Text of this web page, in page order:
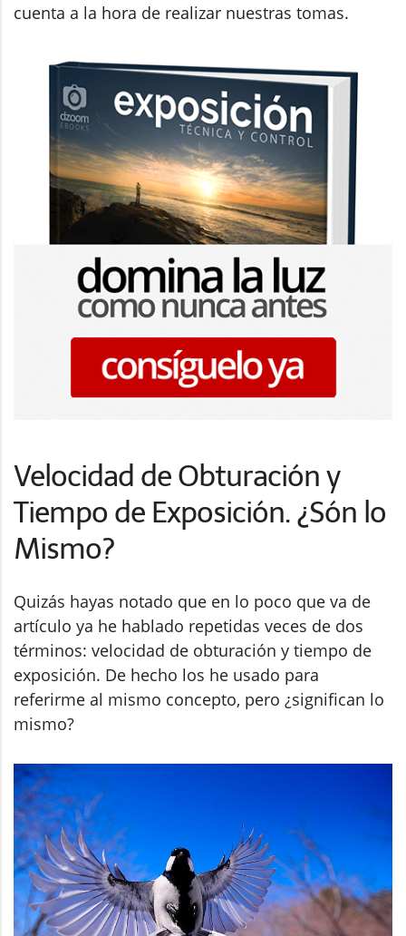
cuenta a la hora de realizar nuestras tomas.
Velocidad de Obturación y
Tiempo de Exposición. ¿Són lo
Mismo?
Quizás hayas notado que en lo poco que va de
artículo ya he hablado repetidas veces de dos
términos: velocidad de obturación y tiempo de
exposición. De hecho los he usado para
referirme al mismo concepto, pero ¿significan lo
mismo?